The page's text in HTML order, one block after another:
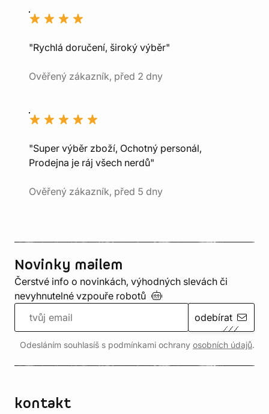
"Rychlá doručení, široký výběr"
Ověřený zákazník, před 2 dny
"Super výběr zboží, Ochotný personál,
Prodejna je ráj všech nerdů"
Ověřený zákazník, před 5 dny
Novinky mailem
Čerstvé info o novinkách, výhodných slevách či
nevyhnutelné vzpouře robotů
odebírat
Odesláním souhlasíš s podmínkami ochrany osobních údajů.
kontakt